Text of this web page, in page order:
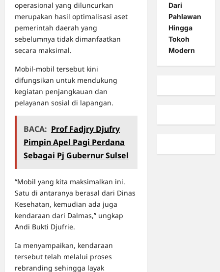
operasional yang diluncurkan
merupakan hasil optimalisasi aset
pemerintah daerah yang
sebelumnya tidak dimanfaatkan
secara maksimal.
Mobil-mobil tersebut kini
difungsikan untuk mendukung
kegiatan penjangkauan dan
pelayanan sosial di lapangan.
BACA: Prof Fadjry Djufry
Pimpin Apel Pagi Perdana
Sebagai Pj Gubernur Sulsel
“Mobil yang kita maksimalkan ini.
Satu di antaranya berasal dari Dinas
Kesehatan, kemudian ada juga
kendaraan dari Dalmas,” ungkap
Andi Bukti Djufrie.
Ia menyampaikan, kendaraan
tersebut telah melalui proses
rebranding sehingga layak
Dari
Pahlawan
Hingga
Tokoh
Modern